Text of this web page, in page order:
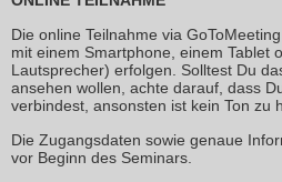
Die online Teilnahme via
mit einem Smartphone, einem Tablet
Lautsprecher) erfolgen. Solltest Du
ansehen wollen, achte darauf, dass
verbindest, ansonsten ist kein Ton zu
Die Zugangsdaten sowie genaue
vor Beginn des Seminars.